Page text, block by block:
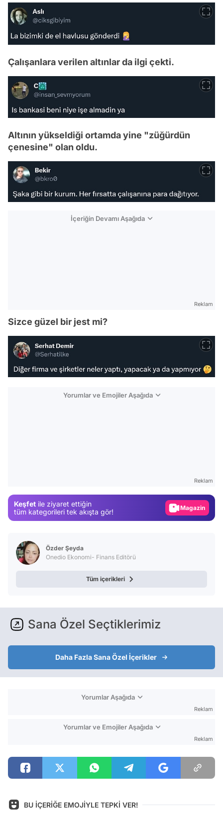
Çalışanlara verilen altınlar da ilgi çekti.
Altının yükseldiği ortamda yine "züğürdün
çenesine" olan oldu.
İçeriğin Devamı Aşağıda
Reklam
Sizce güzel bir jest mi?
Yorumlar ve Emojiler Aşağıda
Reklam
Keşfet ile ziyaret ettiğin
tüm kategorileri tek akışta gör!
Magazin
Özder Şeyda
Onedio Ekonomi- Finans Editörü
Tüm içerikleri
Sana Özel Seçtiklerimiz
Daha Fazla Sana Özel İçerikler
Yorumlar Aşağıda
Reklam
Yorumlar ve Emojiler Aşağıda
Reklam
BU İÇERİĞE EMOJİYLE TEPKİ VER!